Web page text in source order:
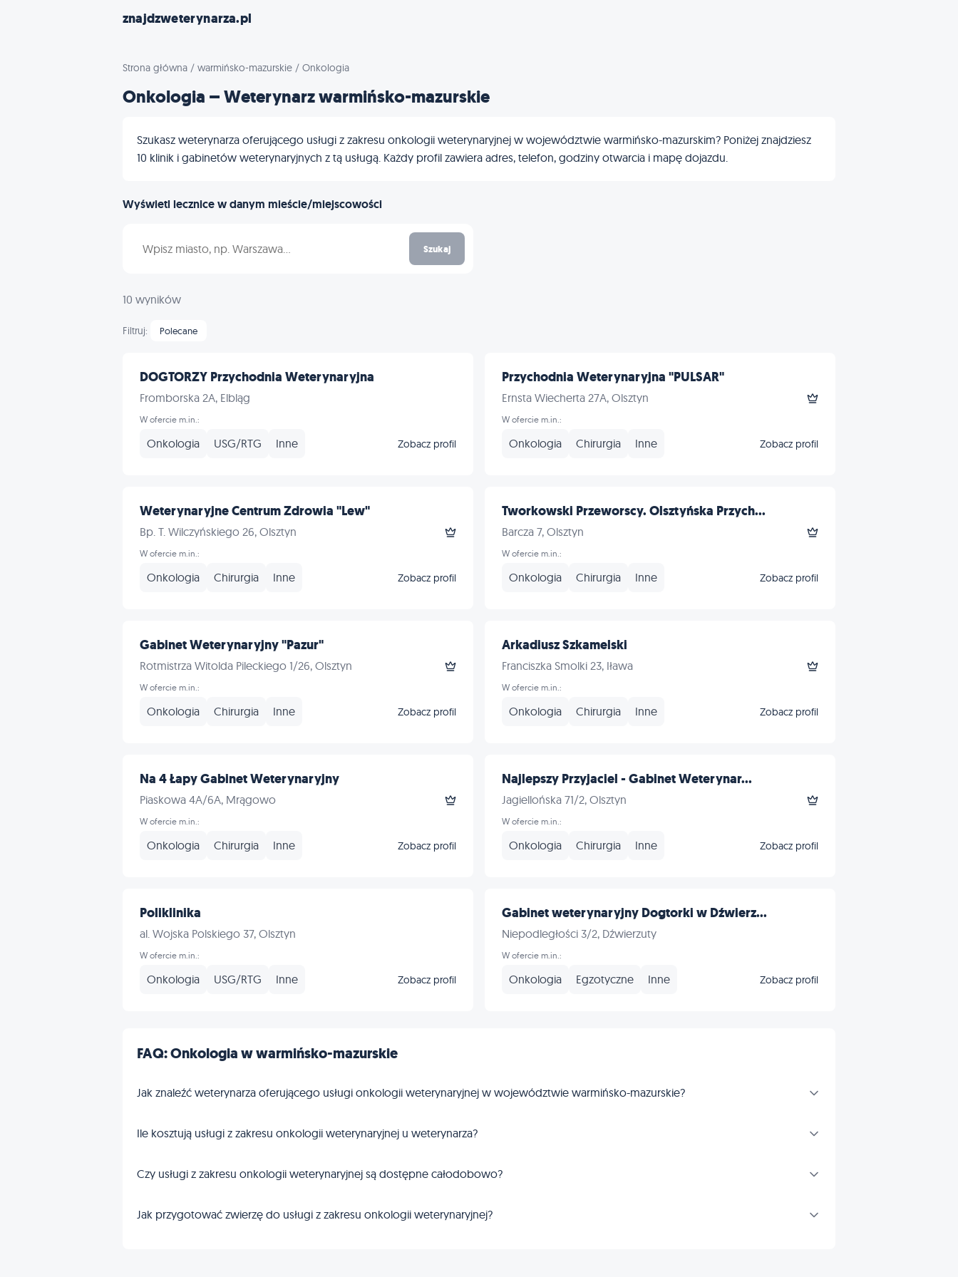
znajdzweterynarza.pl
Strona główna / warmińsko-mazurskie / Onkologia
Onkologia – Weterynarz warmińsko-mazurskie
Szukasz weterynarza oferującego usługi z zakresu onkologii weterynaryjnej w województwie warmińsko-mazurskim? Poniżej znajdziesz
10 klinik i gabinetów weterynaryjnych z tą usługą. Każdy profil zawiera adres, telefon, godziny otwarcia i mapę dojazdu.
Wyświetl lecznice w danym mieście/miejscowości
Szukaj
10 wyników
Filtruj: Polecane
DOGTORZY Przychodnia Weterynaryjna
Fromborska 2A, Elbląg
W ofercie m.in.:
Onkologia USG/RTG Inne Zobacz profil
Przychodnia Weterynaryjna "PULSAR"
Ernsta Wiecherta 27A, Olsztyn
W ofercie m.in.:
Onkologia Chirurgia Inne Zobacz profil
Weterynaryjne Centrum Zdrowia "Lew"
Bp. T. Wilczyńskiego 26, Olsztyn
W ofercie m.in.:
Onkologia Chirurgia Inne Zobacz profil
Tworkowski Przeworscy. Olsztyńska Przych...
Barcza 7, Olsztyn
W ofercie m.in.:
Onkologia Chirurgia Inne Zobacz profil
Gabinet Weterynaryjny "Pazur"
Rotmistrza Witolda Pileckiego 1/26, Olsztyn
W ofercie m.in.:
Onkologia Chirurgia Inne Zobacz profil
Arkadiusz Szkamelski
Franciszka Smolki 23, Iława
W ofercie m.in.:
Onkologia Chirurgia Inne Zobacz profil
Na 4 Łapy Gabinet Weterynaryjny
Piaskowa 4A/6A, Mrągowo
W ofercie m.in.:
Onkologia Chirurgia Inne Zobacz profil
Najlepszy Przyjaciel - Gabinet Weterynar...
Jagiellońska 71/2, Olsztyn
W ofercie m.in.:
Onkologia Chirurgia Inne Zobacz profil
Poliklinika
al. Wojska Polskiego 37, Olsztyn
W ofercie m.in.:
Onkologia USG/RTG Inne Zobacz profil
Gabinet weterynaryjny Dogtorki w Dźwierz...
Niepodległości 3/2, Dźwierzuty
W ofercie m.in.:
Onkologia Egzotyczne Inne Zobacz profil
FAQ: Onkologia w warmińsko-mazurskie
Jak znaleźć weterynarza oferującego usługi onkologii weterynaryjnej w województwie warmińsko-mazurskie?
Ile kosztują usługi z zakresu onkologii weterynaryjnej u weterynarza?
Czy usługi z zakresu onkologii weterynaryjnej są dostępne całodobowo?
Jak przygotować zwierzę do usługi z zakresu onkologii weterynaryjnej?